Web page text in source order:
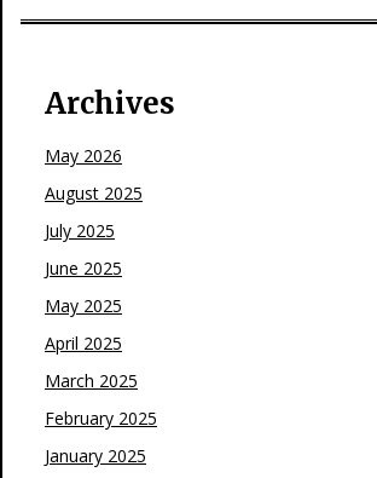
Archives
May 2026
August 2025
July 2025
June 2025
May 2025
April 2025
March 2025
February 2025
January 2025